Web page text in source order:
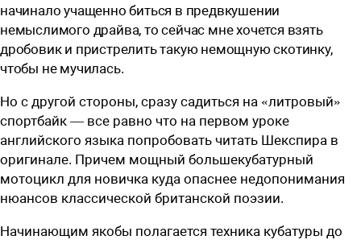
начинало учащенно биться в предвкушении
немыслимого драйва, то сейчас мне хочется взять
дробовик и пристрелить такую немощную скотинку,
чтобы не мучилась.
Но с другой стороны, сразу садиться на «литровый»
спортбайк — все равно что на первом уроке
английского языка попробовать читать Шекспира в
оригинале. Причем мощный большекубатурный
мотоцикл для новичка куда опаснее недопонимания
нюансов классической британской поэзии.
Начинающим якобы полагается техника кубатуры до